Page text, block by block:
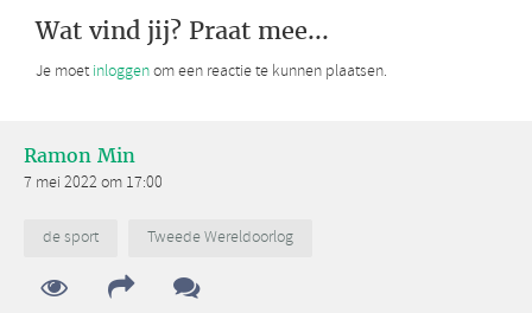
Wat vind jij? Praat mee...
Je moet inloggenom een reactie te kunnen plaatsen.
Ramon Min
7 mei 2022 om 17:00
de sport Tweede Wereldoorlog